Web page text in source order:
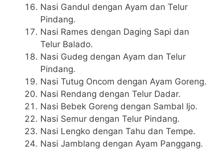
Nasi Gandul dengan Ayam dan Telur
Pindang.
Nasi Rames dengan Daging Sapi dan
Telur Balado.
Nasi Gudeg dengan Ayam dan Telur
Pindang.
Nasi Tutug Oncom dengan Ayam Goreng.
Nasi Rendang dengan Telur Dadar.
Nasi Bebek Goreng dengan Sambal Ijo.
Nasi Semur dengan Telur Pindang.
Nasi Lengko dengan Tahu dan Tempe.
Nasi Jamblang dengan Ayam Panggang.